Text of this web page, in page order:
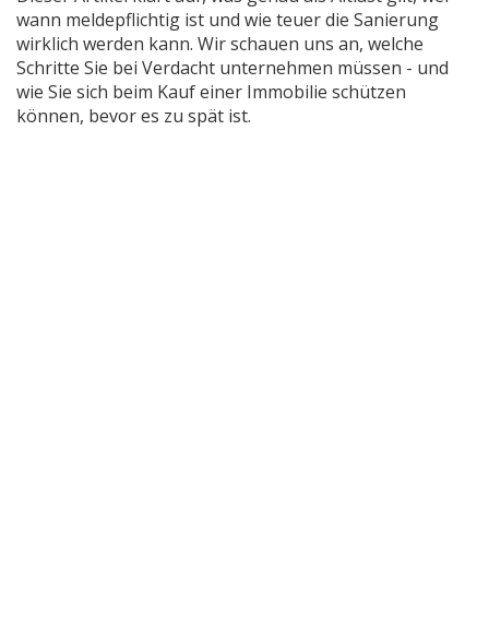
wann meldepflichtig ist und wie teuer die Sanierung
wirklich werden kann. Wir schauen uns an, welche
Schritte Sie bei Verdacht unternehmen müssen - und
wie Sie sich beim Kauf einer Immobilie schützen
können, bevor es zu spät ist.